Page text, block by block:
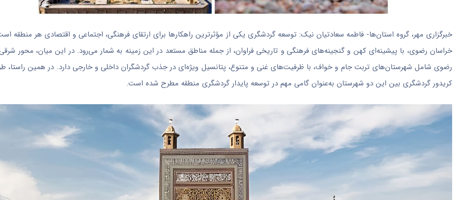
‌خبرگزاری مهر، گروه استان‌ها- فاطمه سعادتیان نیک: توسعه گردشگری یکی از مؤثرترین راهکارها برای ارتقای فرهنگی، اجتماعی و اقتصادی هر منطقه
خراسان رضوی، با پیشینه‌ای کهن و گنجینه‌های فرهنگی و تاریخی فراوان، از جمله مناطق مستعد در این زمینه به شمار می‌رود. در این میان، محور
رضوی شامل شهرستان‌های تربت جام وخواف، با ظرفیت‌های غنی و متنوع، پتانسیل ویژه‌ای در جذب گردشگران داخلی و خارجی دارد. در همین راستا،
کریدور گردشگری بین این دو شهرستان به‌عنوان گامی مهم در توسعه پایدار گردشگری منطقه مطرح شده است.